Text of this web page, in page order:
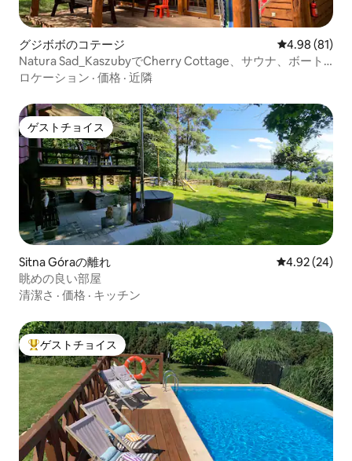
グジボボのコテージ レビュー81
4.98 (81)
Natura Sad_KaszubyでCherry Cottage、サウナ、ボート
を楽しもう
ロケーション · 価格 · 近隣
ゲストチョイス
ゲストチョイス
Sitna Góraの離れ レビュー24
4.92 (24)
眺めの良い部屋
清潔さ · 価格 · キッチン
大好評のゲストチョイスです。
ゲストチョイス